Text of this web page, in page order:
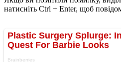
натисніть Ctrl + Enter, щоб